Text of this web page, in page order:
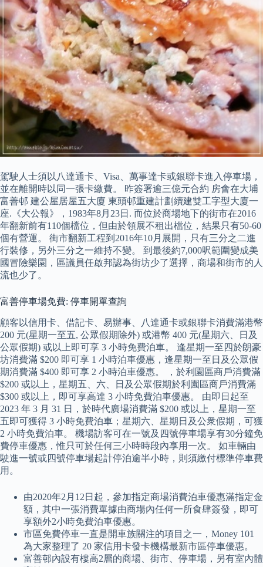
駕駛人士須以八達通卡、Visa、萬事達卡或銀聯卡進入停車場，
並在離開時以同一張卡繳費。 昨簽署逾三億元合約 房會在大埔
富善邨 建公屋居屋五大廈 東頭邨重建計劃續建雙工字型大廈一
座.《大公報》，1983年8月23日. 而位於商場地下的街市在2016
年翻新前有110個檔位，但由於領展不租出檔位，結果只有50-60
個有營運。 街市翻新工程到2016年10月展開，只有三分之二進
行裝修，另外三分之一維持不變。 到最後約7,000呎範圍變成美
國冒險樂園，區議員任啟邦認為街坊少了選擇，商場和街市的人
流也少了。
富善停車場免費: 停車開單查詢
顧客以信用卡、借記卡、易辦事、八達通卡或銀聯卡消費滿港幣
200 元(星期一至五, 公眾假期除外) 或港幣 400 元(星期六、日及
公眾假期) 或以上即可享 3 小時免費泊車。 逢星期一至四於朗豪
坊消費滿 $200 即可享 1 小時泊車優惠，逢星期一至日及公眾假
期消費滿 $400 即可享 2 小時泊車優惠。 ，於利園區商戶消費滿
$200 或以上，星期五、六、日及公眾假期於利園區商戶消費滿
$300 或以上，即可享高達 3 小時免費泊車優惠。 由即日起至
2023 年 3 月 31 日，於時代廣場消費滿 $200 或以上，星期一至
五即可獲得 3 小時免費泊車；星期六、星期日及公衆假期，可獲
2 小時免費泊車。 機場訪客可在一號及四號停車場享有30分鐘免
費停車優惠，惟只可於任何三小時時段內享用一次。 如車輛由
駛進一號或四號停車場起計停泊逾半小時，則須繳付標準停車費
用。
由2020年2月12日起，參加指定商場消費泊車優惠滿指定金
額，其中一張消費單據由商場內任何一所食肆簽發，即可
享額外2小時免費泊車優惠。
市區免費停車一直是開車族關注的項目之一，Money 101
為大家整理了 20 家信用卡發卡機構最新市區停車優惠。
富善邨內設有樓高2層的商場、街市、停車場，另有室內體